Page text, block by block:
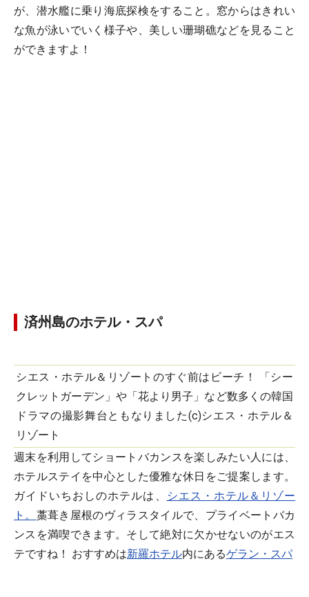
が、潜水艦に乗り海底探検をすること。窓からはきれい
な魚が泳いでいく様子や、美しい珊瑚礁などを見ること
ができますよ！
済州島のホテル・スパ
シエス・ホテル＆リゾートのすぐ前はビーチ！ 「シー
クレットガーデン」や「花より男子」など数多くの韓国
ドラマの撮影舞台ともなりました(c)シエス・ホテル＆
リゾート
週末を利用してショートバカンスを楽しみたい人には、
ホテルステイを中心とした優雅な休日をご提案します。
ガイドいちおしのホテルは、
シエス・ホテル＆リゾー
ト。 藁葺き屋根のヴィラスタイルで、プライベートバカ
ンスを満喫できます。そして絶対に欠かせないのがエス
テですね！ おすすめは新羅ホテル内にあるゲラン・スパ